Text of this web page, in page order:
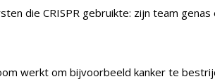
die CRISPR gebruikte: zijn team
werkt om bijvoorbeeld kanker te